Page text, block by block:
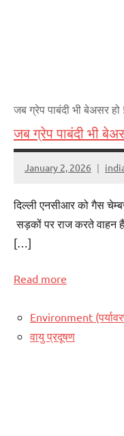
जब ग्रेप पाबंदी भी बेअसर हो !
जब ग्रेप पाबंदी भी
January 2, 2026
दिल्ली एनसीआर को गैस
सड़कों पर राज करते वाहन
[…]
Read more
Environment
वायु प्रदूषण